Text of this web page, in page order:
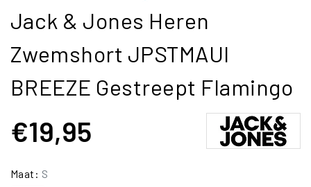
Jack & Jones Heren
Zwemshort JPSTMAUI
BREEZE Gestreept Flamingo
€19,95
Maat: S